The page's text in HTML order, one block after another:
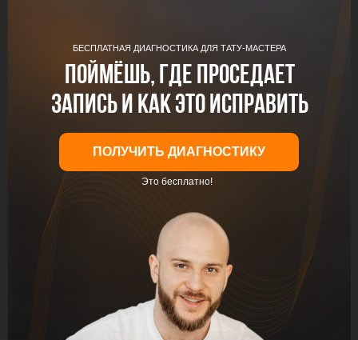
Поймёшь, где проседает
запись и как это исправить
БЕСПЛАТНАЯ ДИАГНОСТИКА ДЛЯ ТАТУ-МАСТЕРА
Это бесплатно!
ПОЛУЧИТЬ ДИАГНОСТИКУ